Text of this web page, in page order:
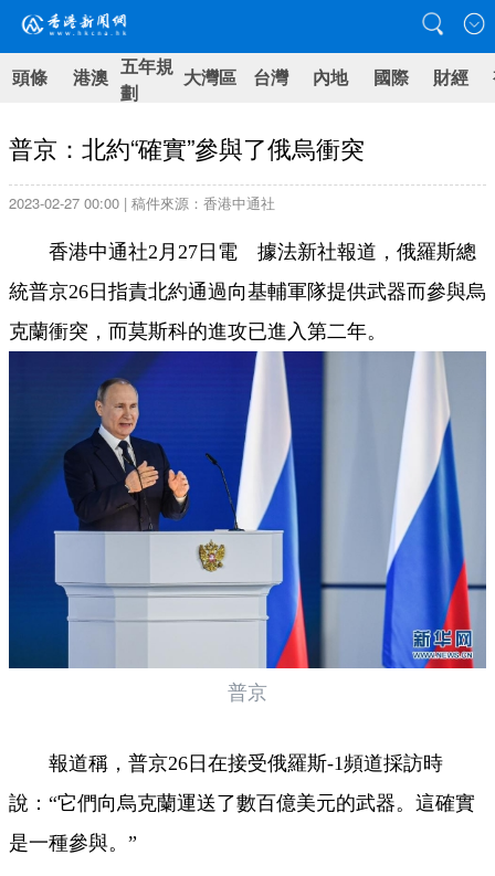
頭條 港澳 五年規
劃
大灣區 台灣 內地 國際 財經
普京：北約“確實”參與了俄烏衝突
2023-02-27 00:00 | 稿件來源：香港中通社
香港中通社2月27日電 據法新社報道，俄羅斯總
統普京26日指責北約通過向基輔軍隊提供武器而參與烏
克蘭衝突，而莫斯科的進攻已進入第二年。
普京
報道稱，普京26日在接受俄羅斯-1頻道採訪時
說：“它們向烏克蘭運送了數百億美元的武器。這確實
是一種參與。”